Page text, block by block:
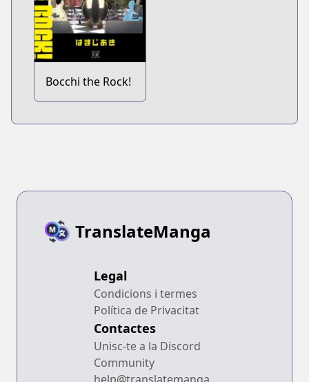
Bocchi the Rock!
TranslateManga
Legal
Condicions i termes
Política de Privacitat
Contactes
Unisc-te a la Discord
Community